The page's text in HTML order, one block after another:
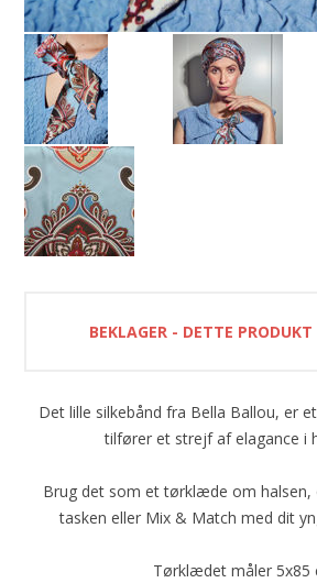
BEKLAGER - DETTE PRODUKT
Det lille silkebånd fra Bella Ballou, er
tilfører et strejf af elagance i
Brug det som et tørklæde om halsen,
tasken eller Mix & Match med dit
Tørklædet måler 5x85